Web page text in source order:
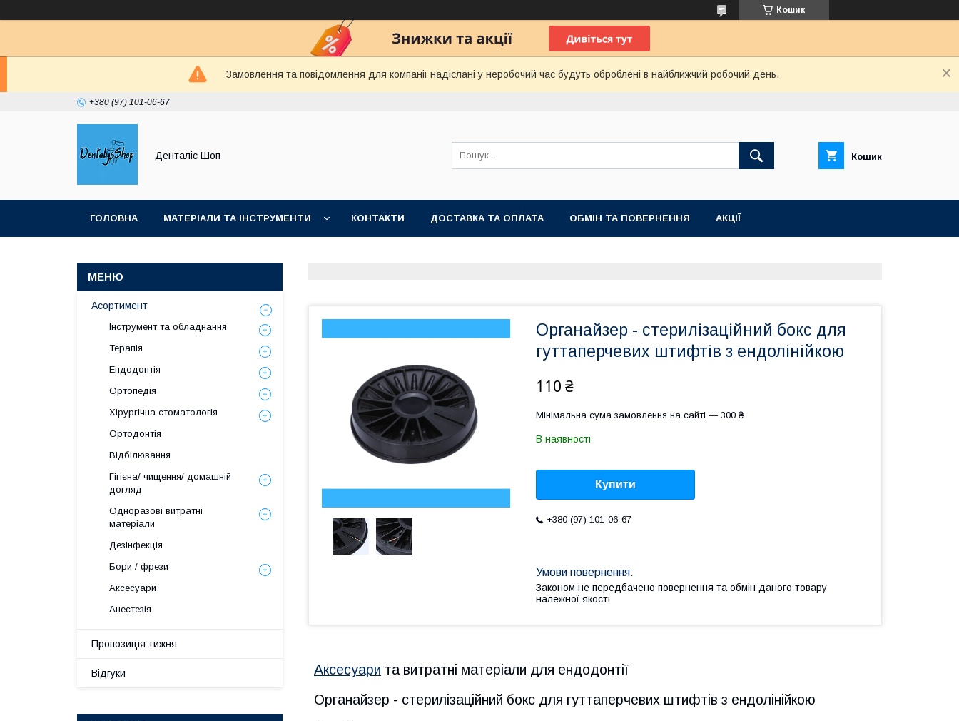
Кошик
Замовлення та повідомлення для компанії надіслані у неробочий час будуть оброблені в найближчий робочий день.
+380 (97) 101-06-67
Денталіс Шоп Кошик
ГОЛОВНА МАТЕРІАЛИ ТА ІНСТРУМЕНТИ КОНТАКТИ ДОСТАВКА ТА ОПЛАТА ОБМІН ТА ПОВЕРНЕННЯ АКЦІЇ
Органайзер - стерилізаційний бокс для
гуттаперчевих штифтів з ендолінійкою
110 ₴
Мінімальна сума замовлення на сайті — 300 ₴
В наявності
Купити
+380 (97) 101-06-67
Законом не передбачено повернення та обмін даного товару
належної якості
Аксесуари та витратні матеріали для ендодонтії
Органайзер - стерилізаційний бокс для гуттаперчевих штифтів з ендолінійкою
Асортимент
Інструмент та обладнання
Терапія
Ендодонтія
Ортопедія
Хірургічна стоматологія
Ортодонтія
Відбілювання
Гігієна/ чищення/ домашній
догляд
Одноразові витратні
матеріали
Дезінфекція
Бори / фрези
Аксесуари
Анестезія
Пропозиція тижня
Відгуки